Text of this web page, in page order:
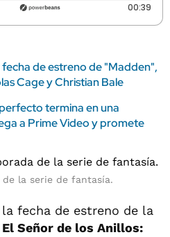
0 segundos 00:39
de estreno de "Madden",
Cage y Christian Bale
termina en una
a Prime Video y promete
la serie de fantasía.
fecha de estreno de la
El Señor de los Anillos: